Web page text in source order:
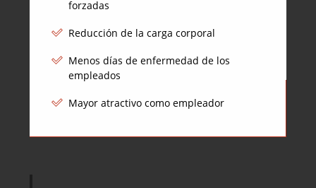
forzadas
Reducción de la carga corporal
Menos días de enfermedad de los
empleados
Mayor atractivo como empleador